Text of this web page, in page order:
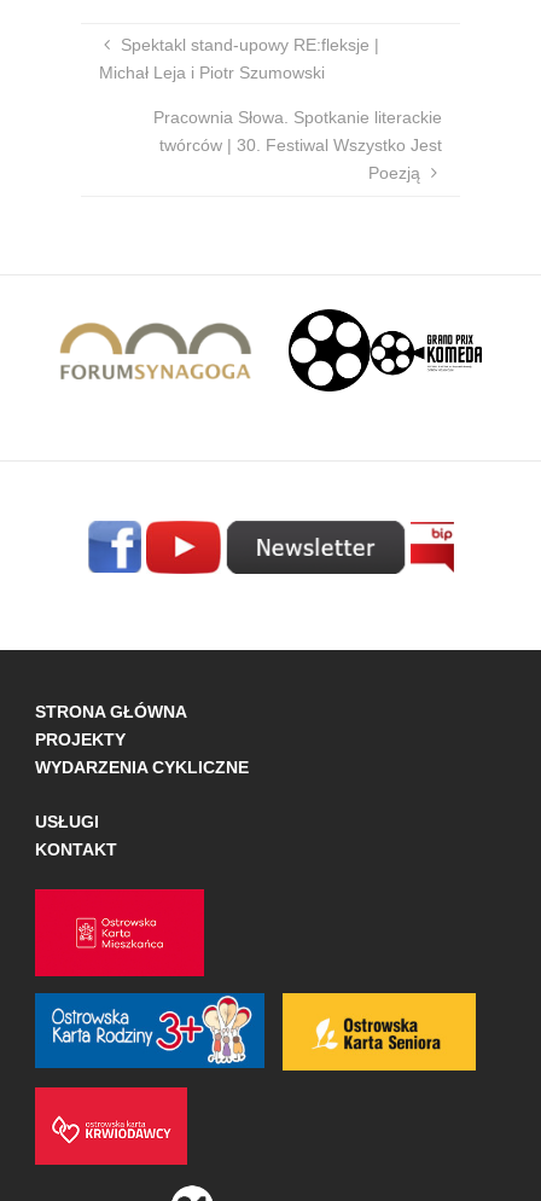
Spektakl stand-upowy RE:fleksje |
Michał Leja i Piotr Szumowski
Pracownia Słowa. Spotkanie literackie
twórców | 30. Festiwal Wszystko Jest
Poezją
STRONA GŁÓWNA
PROJEKTY
WYDARZENIA CYKLICZNE
USŁUGI
KONTAKT